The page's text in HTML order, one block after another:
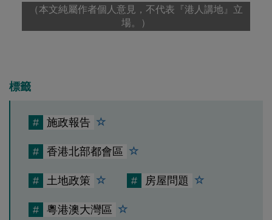
（本文純屬作者個人意見，不代表『港人講地』立
場。）
標籤
# 施政報告
# 香港北部都會區
# 土地政策 # 房屋問題
# 粵港澳大灣區